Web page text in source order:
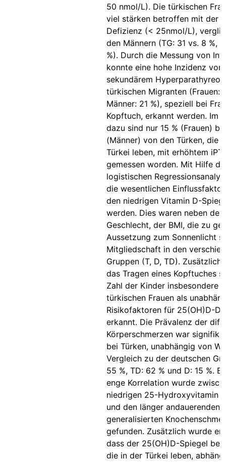
50 nmol/L). Die türkischen
viel stärken betroffen mit der
Defizienz (< 25nmol/L),
den Männern (TG: 31 vs. 8 %,
%). Durch die Messung von
konnte eine hohe Inzidenz von
sekundärem
türkischen Migranten (Frauen:
Männer: 21 %), speziell bei
Kopftuch, erkannt werden. Im
dazu sind nur 15 % (Frauen)
(Männer) von den Türken, die
Türkei leben, mit erhöhtem
gemessen worden. Mit Hilfe
logistischen
die wesentlichen
den niedrigen Vitamin D-
werden. Dies waren neben dem
Geschlecht, der BMI, die zu
Aussetzung zum Sonnenlicht
Mitgliedschaft in den
Gruppen (T, D, TD). Zusätzlich
das Tragen eines Kopftuches
Zahl der Kinder insbesondere
türkischen Frauen als
Risikofaktoren für 25(OH)D-
erkannt. Die Prävalenz der
Körperschmerzen war
bei Türken, unabhängig von
Vergleich zu der deutschen
55 %, TD: 62 % und D: 15 %.
enge Korrelation wurde
niedrigen 25-Hydroxyvitamin
und den länger andauerenden
generalisierten
gefunden. Zusätzlich wurde
dass der 25(OH)D-Spiegel bei
die in der Türkei leben,